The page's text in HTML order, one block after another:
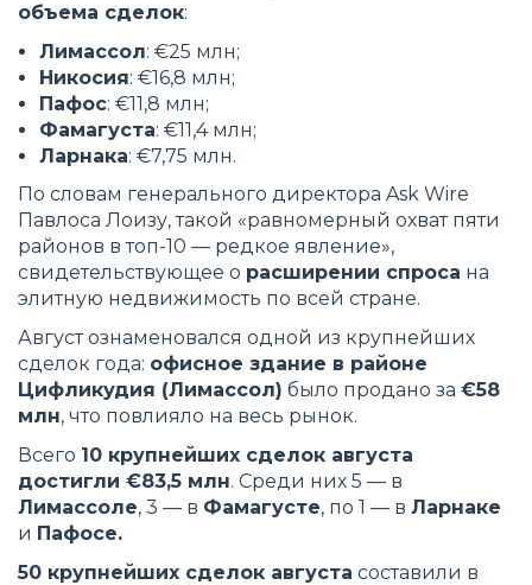
объема сделок:
Лимассол: €25 млн;
Никосия: €16,8 млн;
Пафос: €11,8 млн;
Фамагуста: €11,4 млн;
Ларнака: €7,75 млн.
По словам генерального директора Ask Wire
Павлоса Лоизу, такой «равномерный охват пяти
районов в топ-10 — редкое явление»,
свидетельствующее о расширении спроса на
элитную недвижимость по всей стране.
Август ознаменовался одной из крупнейших
сделок года: офисное здание в районе
Цифликудия (Лимассол) было продано за €58
млн, что повлияло на весь рынок.
Всего 10 крупнейших сделок августа
достигли €83,5 млн. Среди них 5 — в
Лимассоле, 3 — в Фамагусте, по 1 — в Ларнаке
и Пафосе.
50 крупнейших сделок августа составили в